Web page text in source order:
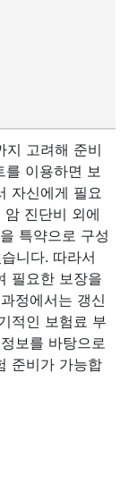
지 고려해 준비
를 이용하면 보
자신에게 필요
진단비 외에
특약으로 구성
니다. 따라서
필요한 보장을
정에서는 갱신
적인 보험료 부
보를 바탕으로
준비가 가능합